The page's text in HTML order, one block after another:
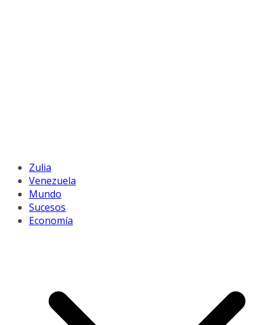
Zulia
Venezuela
Mundo
Sucesos
Economía